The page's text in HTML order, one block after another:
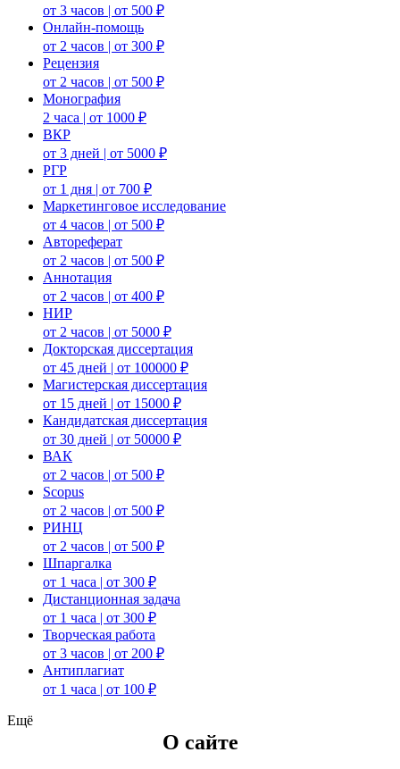
от 3 часов | от 500 ₽
Онлайн-помощь
от 2 часов | от 300 ₽
Рецензия
от 2 часов | от 500 ₽
Монография
2 часа | от 1000 ₽
ВКР
от 3 дней | от 5000 ₽
РГР
от 1 дня | от 700 ₽
Маркетинговое исследование
от 4 часов | от 500 ₽
Автореферат
от 2 часов | от 500 ₽
Аннотация
от 2 часов | от 400 ₽
НИР
от 2 часов | от 5000 ₽
Докторская диссертация
от 45 дней | от 100000 ₽
Магистерская диссертация
от 15 дней | от 15000 ₽
Кандидатская диссертация
от 30 дней | от 50000 ₽
ВАК
от 2 часов | от 500 ₽
Scopus
от 2 часов | от 500 ₽
РИНЦ
от 2 часов | от 500 ₽
Шпаргалка
от 1 часа | от 300 ₽
Дистанционная задача
от 1 часа | от 300 ₽
Творческая работа
от 3 часов | от 200 ₽
Антиплагиат
от 1 часа | от 100 ₽
Ещё
О сайте